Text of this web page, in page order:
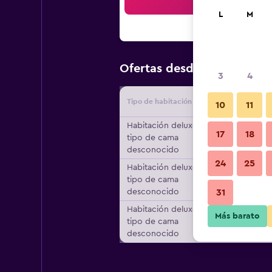
Ofertas desde Oferta
Tipo de habitación
Habitación deluxe,
tipo de cama
desconocido
Habitación deluxe,
tipo de cama
desconocido
Habitación deluxe,
tipo de cama
desconocido
L M
3 4
10 11
17 18
24 25
31
Más barato